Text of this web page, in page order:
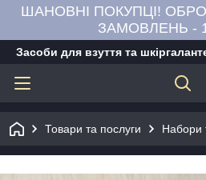
ШАНОВНІ ПОКУПЦІ!
ЗАМОВЛЕНЬ -
Засоби для взуття та
Товари та послуги Набори